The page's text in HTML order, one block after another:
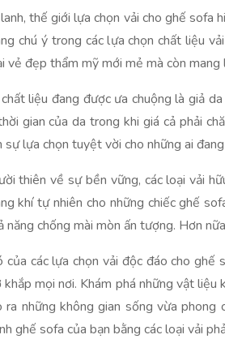
thế giới lựa chọn vải cho ghế sofa
chú ý trong các lựa chọn chất liệu
vẻ đẹp thẩm mỹ mới mẻ mà còn
liệu đang được ưa chuộng là giả
gian của da trong khi giá cả phải
sự lựa chọn tuyệt vời cho những ai
thiên về sự bền vững, các loại vải
khí tự nhiên cho những chiếc ghế
năng chống mài mòn ấn tượng. Hơn
của các lựa chọn vải độc đáo cho
mọi nơi. Khám phá những vật
ra những không gian sống vừa
ghế sofa của bạn bằng các loại vải